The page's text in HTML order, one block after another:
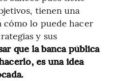
tienen una
cómo lo puede hacer
y sus
que la banca pública
es una idea